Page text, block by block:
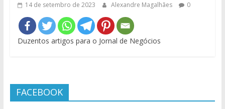
14 de setembro de 2023 Alexandre Magalhães 0
Duzentos artigos para o Jornal de Negócios
FACEBOOK